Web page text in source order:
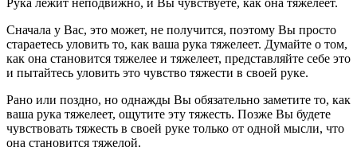
Рука лежит неподвижно, и Вы чувствуете, как она тяжелеет.
Сначала у Вас, это может, не получится, поэтому Вы просто
стараетесь уловить то, как ваша рука тяжелеет. Думайте о том,
как она становится тяжелее и тяжелеет, представляйте себе это
и пытайтесь уловить это чувство тяжести в своей руке.
Рано или поздно, но однажды Вы обязательно заметите то, как
ваша рука тяжелеет, ощутите эту тяжесть. Позже Вы будете
чувствовать тяжесть в своей руке только от одной мысли, что
она становится тяжелой.